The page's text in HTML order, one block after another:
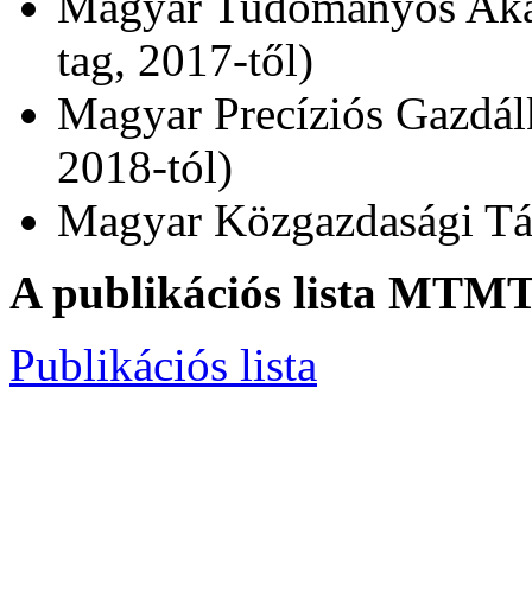
tag, 2017-től)
Magyar Precíziós
2018-tól)
Magyar Közgazdasági
A publikációs lista
Publikációs lista